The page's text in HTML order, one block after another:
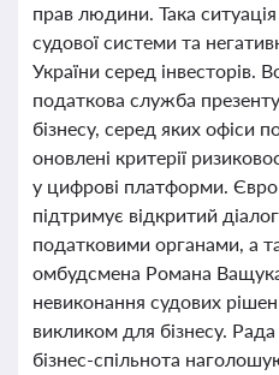
прав людини. Така
судової системи та
України серед інвесторів.
податкова служба
бізнесу, серед яких офіси
оновлені критерії
у цифрові платформи.
підтримує відкритий
податковими органами, а
омбудсмена Романа
невиконання судових
викликом для бізнесу.
бізнес-спільнота